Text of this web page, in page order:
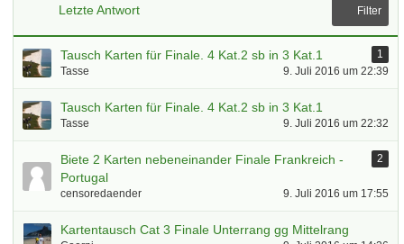
Letzte Antwort Filter
Tausch Karten für Finale. 4 Kat.2 sb in 3 Kat.1
1
Tasse
9. Juli 2016 um 22:39
Tausch Karten für Finale. 4 Kat.2 sb in 3 Kat.1
Tasse 9. Juli 2016 um 22:32
Biete 2 Karten nebeneinander Finale Frankreich -
Portugal
2
censoredaender 9. Juli 2016 um 17:55
Kartentausch Cat 3 Finale Unterrang gg Mittelrang